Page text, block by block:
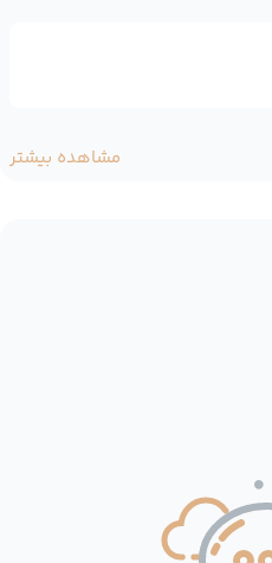
مشاهده بیشتر